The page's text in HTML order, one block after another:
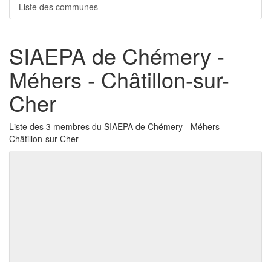
Liste des communes
SIAEPA de Chémery -
Méhers - Châtillon-sur-
Cher
Liste des 3 membres du SIAEPA de Chémery - Méhers -
Châtillon-sur-Cher